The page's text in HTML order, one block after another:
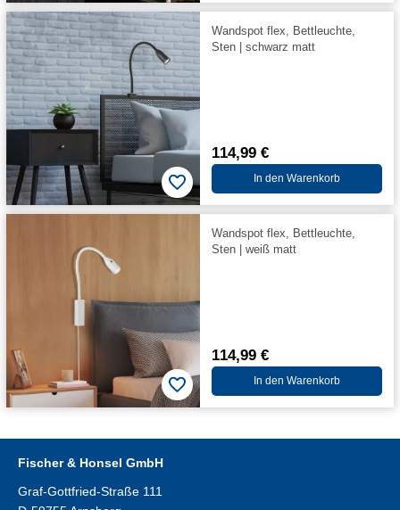
Wandspot flex, Bettleuchte,
Sten | schwarz matt
114,99 €
In den Warenkorb
Wandspot flex, Bettleuchte,
Sten | weiß matt
114,99 €
In den Warenkorb
Fischer & Honsel GmbH
Graf-Gottfried-Straße 111